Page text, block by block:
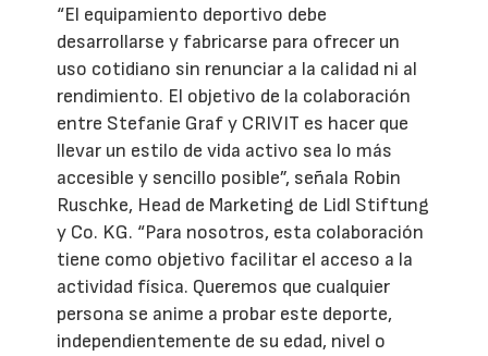
“El equipamiento deportivo debe
desarrollarse y fabricarse para ofrecer un
uso cotidiano sin renunciar a la calidad ni al
rendimiento. El objetivo de la colaboración
entre Stefanie Graf y CRIVIT es hacer que
llevar un estilo de vida activo sea lo más
accesible y sencillo posible”, señala Robin
Ruschke, Head de Marketing de Lidl Stiftung
y Co. KG. “Para nosotros, esta colaboración
tiene como objetivo facilitar el acceso a la
actividad física. Queremos que cualquier
persona se anime a probar este deporte,
independientemente de su edad, nivel o